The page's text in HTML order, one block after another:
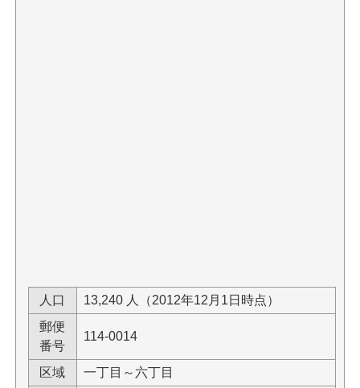
人口
13,240 人（2012年12月1日時点）
郵便
番号
114-0014
区域
一丁目～六丁目